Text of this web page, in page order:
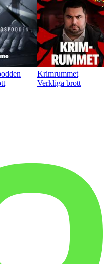
Krimrummet
Verkliga brott